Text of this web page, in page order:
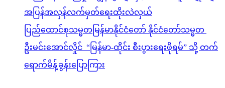
အပြန်အလှန်လက်မှတ်ရေးထိုးလဲလှယ်
ပြည်ထောင်စုသမ္မတမြန်မာနိုင်ငံတော် နိုင်ငံတော်သမ္မတ
ဦးမင်းအောင်လှိုင် “မြန်မာ-ထိုင်း စီးပွားရေးဖိုရမ်” သို့ တက်
ရောက်မိန့်ခွန်းပြောကြား